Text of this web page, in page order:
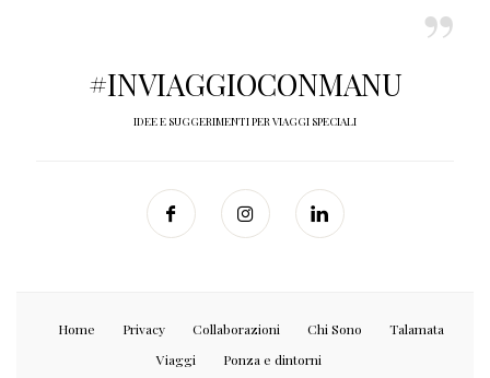
#INVIAGGIOCONMANU
IDEE E SUGGERIMENTI PER VIAGGI SPECIALI
Home Privacy Collaborazioni Chi Sono
Talamata
Viaggi
Ponza e dintorni